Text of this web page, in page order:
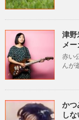
津野
メー
赤い
んが
かつ
し